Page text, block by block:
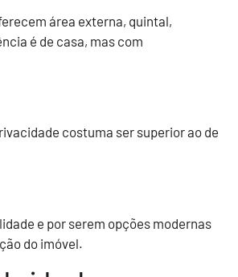
área externa, quintal,
é de casa, mas com
costuma ser superior ao de
e por serem opções modernas
do imóvel.